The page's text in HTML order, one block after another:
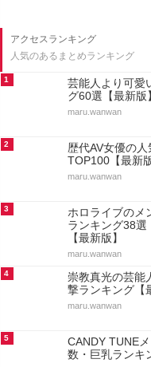
アクセスランキング
人気のあるまとめランキング
1
芸能人より可愛
グ60選【最新版】
maru.wanwan
2
歴代AV女優の
TOP100【最新版
maru.wanwan
3
ホロライブのメ
ランキング38選
【最新版】
maru.wanwan
4
崇教真光の芸能
撃ランキング【
maru.wanwan
5
CANDY TUNE
数・巨乳ランキ